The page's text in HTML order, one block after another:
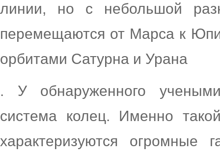
линии, но с небольшой
перемещаются от Марса к
орбитами Сатурна и Урана
. У обнаруженного
система колец. Именно
характеризуются